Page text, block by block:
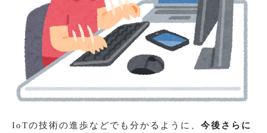
IoTの技術の進歩などでも分かるように、 今後さらに